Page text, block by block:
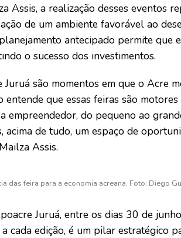
Assis, a realização desses eventos
de um ambiente favorável ao
antecipado permite que
o sucesso dos investimentos.
Juruá são momentos em que o Acre
que essas feiras são
empreendedor, do pequeno ao
acima de tudo, um espaço de
Assis.
das feira para a economia acreana. Foto: Diego
Juruá, entre os dias 30 de
cada edição, é um pilar estratégico